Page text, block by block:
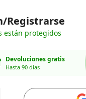
Registrarse
están protegidos
Devoluciones gratis
Hasta 90 días